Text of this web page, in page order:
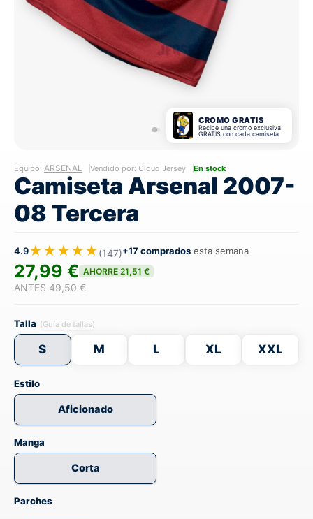
CROMO GRATIS
Recibe una cromo exclusiva
GRATIS con cada camiseta
Equipo: ARSENAL Vendido por: Cloud Jersey En stock
Camiseta Arsenal 2007-
08 Tercera
4.9★★★★★(147)+17 comprados esta semana
27,99 € AHORRE 21,51 €
ANTES 49,50 €
Talla (Guía de tallas)
S M L XL XXL
Estilo
Aficionado
Manga
Corta
Parches